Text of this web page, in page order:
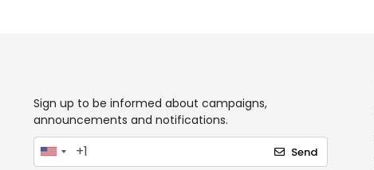
Sign up to be informed about campaigns,
announcements and notifications.
Send